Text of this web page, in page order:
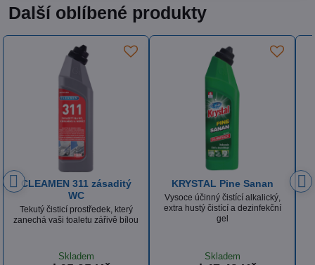
Další oblíbené produkty
KRYSTAL Sanan Klasik
Tekutý dezinfekční prostředek
obsahující aktivní chlór
ISOLDA Silver hair &
Luxusní krémový, tělový
vlasový šampón s
recepturou a výbornou